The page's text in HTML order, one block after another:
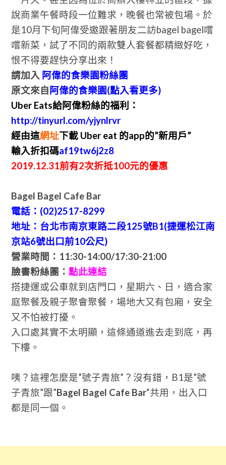
說商業午餐時段一位難求，晚餐也常被包場。於
是10月下旬阿偉受邀跟著朋友二訪bagel bagel嚐
嚐新菜，試了不同的兩款雙人套餐都精緻好吃，
恨不得要趕快分享出來！
請加入阿偉的食樂園粉絲團
原文來自 阿偉的食樂園(點入看更多)
Uber Eats給阿偉粉絲的福利：
http://tinyurl.com/yjynlrvr
經由這網址下載 Uber eat 的app的”新用戶”
輸入折扣碼af19tw6j2z8
2019.12.31前有2次折抵100元的優惠
Bagel Bagel Cafe Bar
電話：(02)2517-8299
地址：台北市南京東路二段125號B1(捷運松江南
京站6號出口前10公尺)
營業時間：11:30-14:00/17:30-21:00
臉書粉絲團： 點此連結
搭捷運或公車就到店門口，星期六、日，適合家
庭聚餐及親子聚會聚餐，場地大又有包廂，安全
又不怕被打擾。
入口處其實不太明顯，這條通道進去走到底，再
下樓。
咦？這裡怎麼是”號子青旅”？沒有錯，B1是”號
子青旅”跟”Bagel Bagel Cafe Bar“共用，出入口
都是同一個。